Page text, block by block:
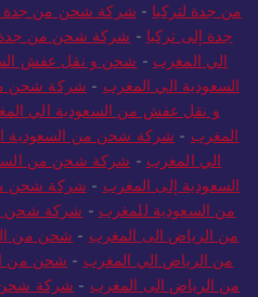
من جدة لتركيا - شركة شحن من جدة
جدة إلى تركيا - شركة شحن من جدة
الي المغرب - شحن و نقل عفش
السعودية الي المغرب - شركة شحن
و نقل عفش من السعودية الي
المغرب - شركة شحن من السعودية
الي المغرب - شركة شحن من
السعودية إلى المغرب - شركة شحن
من السعودية للمغرب - شركة شحن
من الرياض الى المغرب - شحن من
من الرياض الي المغرب - شحن من
من الرياض الى المغرب - شركة شحن